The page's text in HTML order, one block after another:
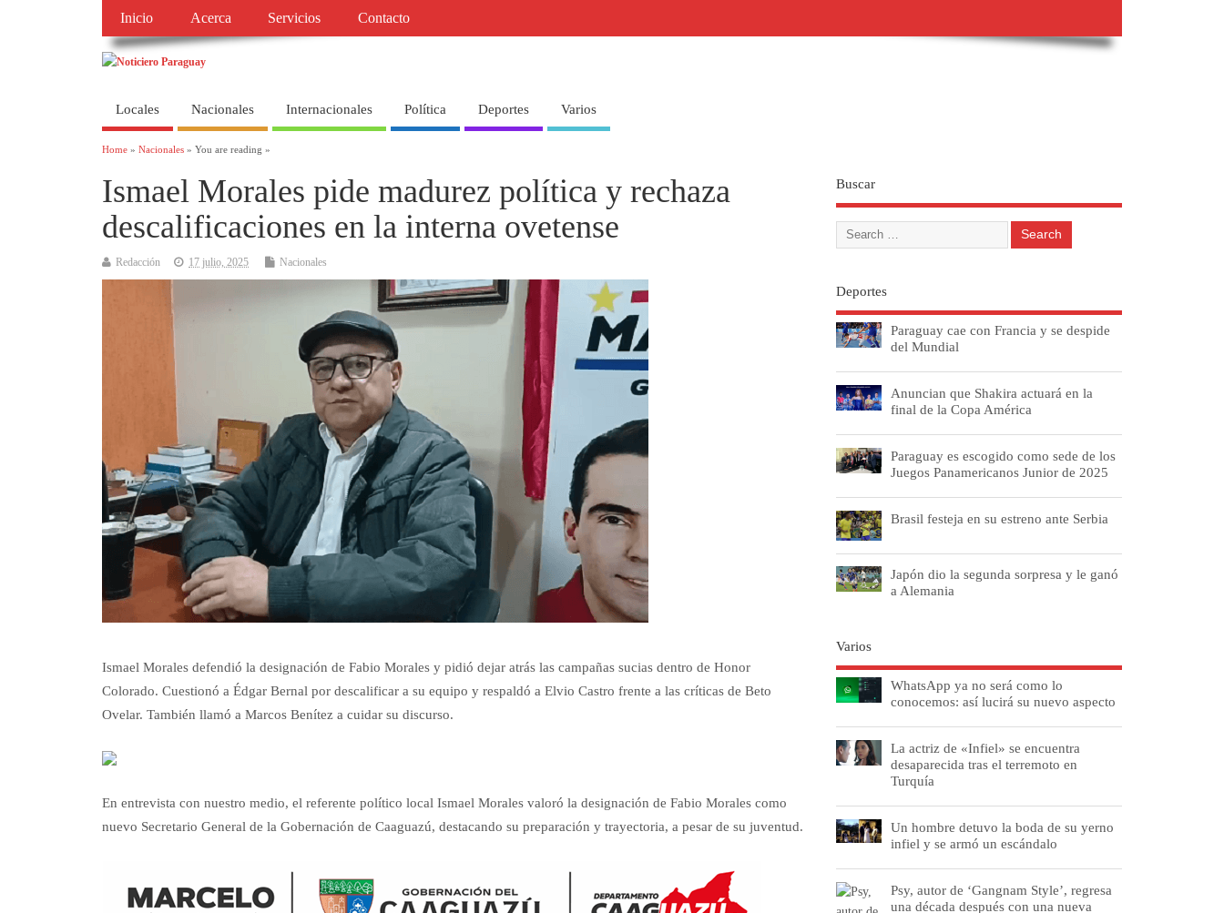
Inicio Acerca Servicios Contacto
Locales Nacionales Internacionales Política Deportes Varios
Home » Nacionales » You are reading »
Ismael Morales pide madurez política y rechaza
descalificaciones en la interna ovetense
Redacción 17 julio, 2025 Nacionales
Ismael Morales defendió la designación de Fabio Morales y pidió dejar atrás las campañas sucias dentro de Honor
Colorado. Cuestionó a Édgar Bernal por descalificar a su equipo y respaldó a Elvio Castro frente a las críticas de Beto
Ovelar. También llamó a Marcos Benítez a cuidar su discurso.
En entrevista con nuestro medio, el referente político local Ismael Morales valoró la designación de Fabio Morales como
nuevo Secretario General de la Gobernación de Caaguazú, destacando su preparación y trayectoria, a pesar de su juventud.
Buscar
Deportes
Paraguay cae con Francia y se despide
del Mundial
Anuncian que Shakira actuará en la
final de la Copa América
Paraguay es escogido como sede de los
Juegos Panamericanos Junior de 2025
Brasil festeja en su estreno ante Serbia
Japón dio la segunda sorpresa y le ganó
a Alemania
Varios
WhatsApp ya no será como lo
conocemos: así lucirá su nuevo aspecto
La actriz de «Infiel» se encuentra
desaparecida tras el terremoto en
Turquía
Un hombre detuvo la boda de su yerno
infiel y se armó un escándalo
Psy, autor de ‘Gangnam Style’, regresa
una década después con una nueva